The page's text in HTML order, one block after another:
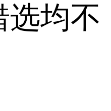
选均不